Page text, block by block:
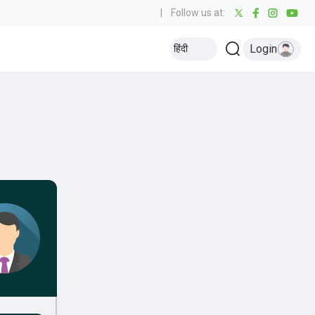
Follow us at:
हिंदी Login